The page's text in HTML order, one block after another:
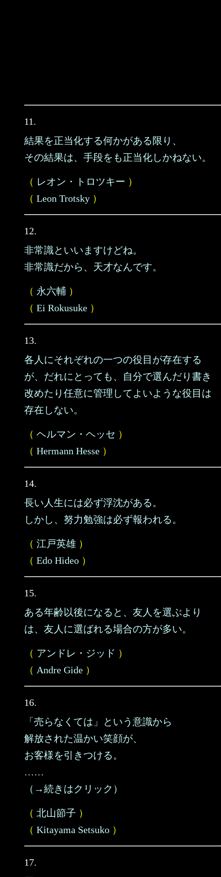
11.
結果を正当化する何かがある限り、
その結果は、手段をも正当化しかねない。
（ レオン・トロツキー ）
（ Leon Trotsky ）
12.
非常識といいますけどね。
非常識だから、天才なんです。
（ 永六輔 ）
（ Ei Rokusuke ）
13.
各人にそれぞれの一つの役目が存在する
が、だれにとっても、自分で選んだり書き
改めたり任意に管理してよいような役目は
存在しない。
（ ヘルマン・ヘッセ ）
（ Hermann Hesse ）
14.
長い人生には必ず浮沈がある。
しかし、努力勉強は必ず報われる。
（ 江戸英雄 ）
（ Edo Hideo ）
15.
ある年齢以後になると、友人を選ぶより
は、友人に選ばれる場合の方が多い。
（ アンドレ・ジッド ）
（ Andre Gide ）
16.
「売らなくては」という意識から
解放された温かい笑顔が、
お客様を引きつける。
……
（→続きはクリック）
（ 北山節子 ）
（ Kitayama Setsuko ）
17.